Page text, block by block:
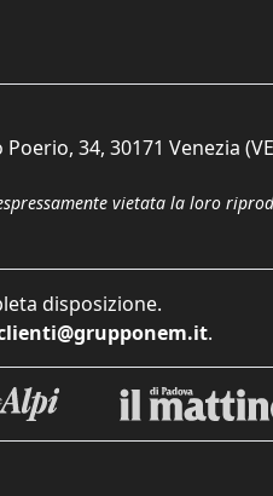
34, 30171 Venezia
vietata la loro
disposizione.
.